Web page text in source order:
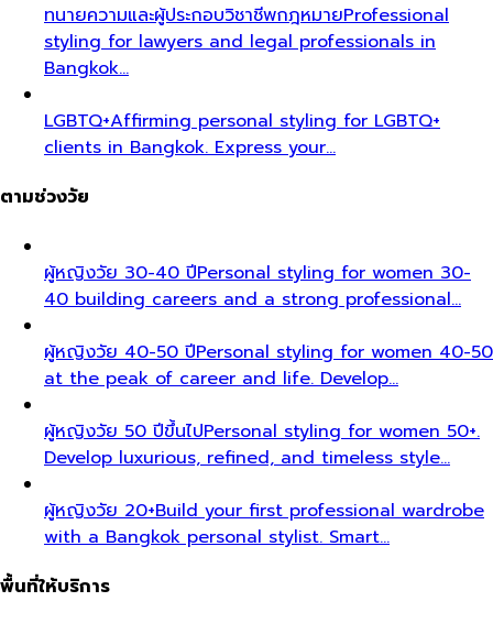
ทนายความและผู้ประกอบวิชาชีพกฎหมายProfessional
styling for lawyers and legal professionals in
Bangkok…
LGBTQ+Affirming personal styling for LGBTQ+
clients in Bangkok. Express your…
ตามช่วงวัย
ผู้หญิงวัย 30-40 ปีPersonal styling for women 30-
40 building careers and a strong professional…
ผู้หญิงวัย 40-50 ปีPersonal styling for women 40-50
at the peak of career and life. Develop…
ผู้หญิงวัย 50 ปีขึ้นไปPersonal styling for women 50+.
Develop luxurious, refined, and timeless style…
ผู้หญิงวัย 20+Build your first professional wardrobe
with a Bangkok personal stylist. Smart…
พื้นที่ให้บริการ